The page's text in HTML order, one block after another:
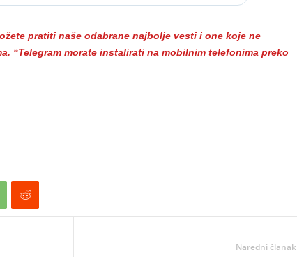
pratiti naše odabrane najbolje vesti i one koje ne
“Telegram morate instalirati na mobilnim telefonima preko
Naredni članak